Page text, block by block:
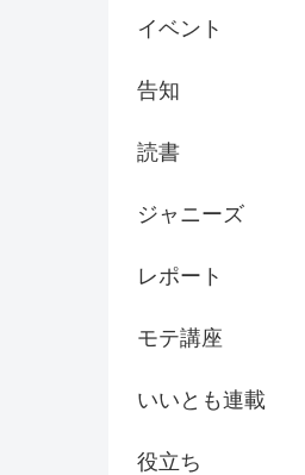
イベント
告知
読書
ジャニーズ
レポート
モテ講座
いいとも連載
役立ち